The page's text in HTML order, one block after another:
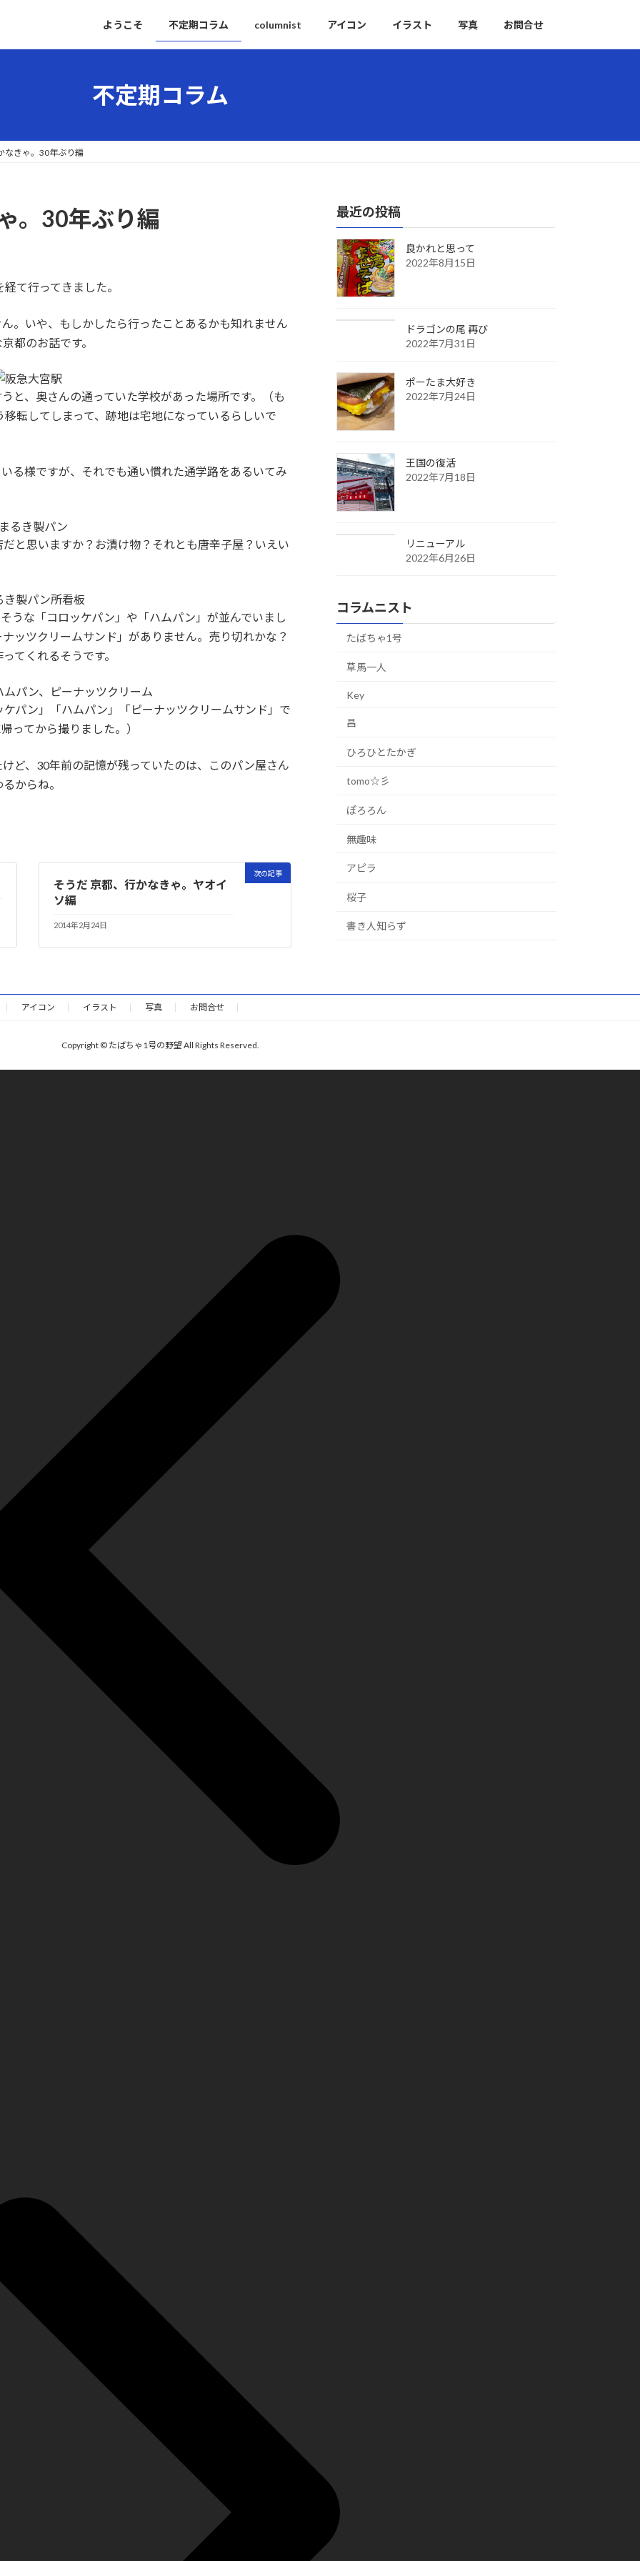
ようこそ 不定期コラム columnist アイコン イラスト 写真 お問合せ
不定期コラム
なきゃ。30年ぶり編
。30年ぶり編
て行ってきました。
。いや、もしかしたら行ったことあるかも知れません
都のお話です。
と、奥さんの通っていた学校があった場所です。（も
転してしまって、跡地は宅地になっているらしいで
る様ですが、それでも通い慣れた通学路をあるいてみ
と思いますか？お漬け物？それとも唐辛子屋？いえい
うな「コロッケパン」や「ハムパン」が並んでいまし
ッツクリームサンド」がありません。売り切れかな？
てくれるそうです。
パン」「ハムパン」「ピーナッツクリームサンド」で
ってから撮りました。）
ど、30年前の記憶が残っていたのは、このパン屋さん
からね。
次の記事
そうだ 京都、行かなきゃ。ヤオイ
ソ編
2014年2月24日
最近の投稿
良かれと思って
2022年8月15日
ドラゴンの尾 再び
2022年7月31日
ポーたま大好き
2022年7月24日
王国の復活
2022年7月18日
リニューアル
2022年6月26日
コラムニスト
たばちゃ1号
草馬一人
Key
昌
ひろひとたかぎ
tomo☆彡
ぽろろん
無趣味
アピラ
桜子
書き人知らず
アイコン イラスト 写真 お問合せ
Copyright © たばちゃ1号の野望 All Rights Reserved.